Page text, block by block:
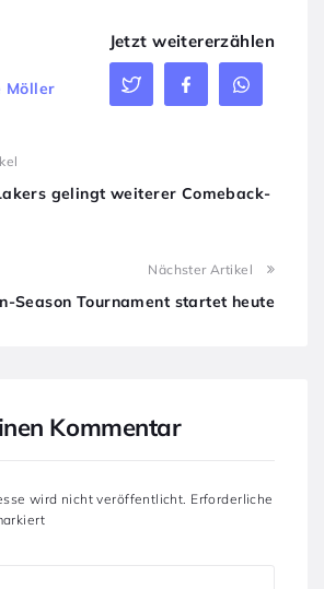
Möller
Jetzt weitererzählen
gelingt weiterer Comeback-
Nächster Artikel
Season Tournament startet heute
Kommentar
wird nicht veröffentlicht. Erforderliche